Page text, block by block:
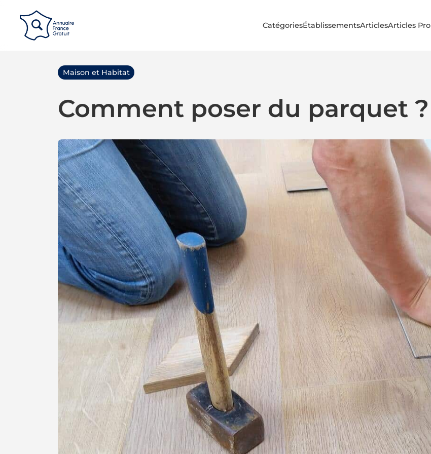
CatégoriesÉtablissementsArticlesArticles Pro
Maison et Habitat
Comment poser du parquet ?